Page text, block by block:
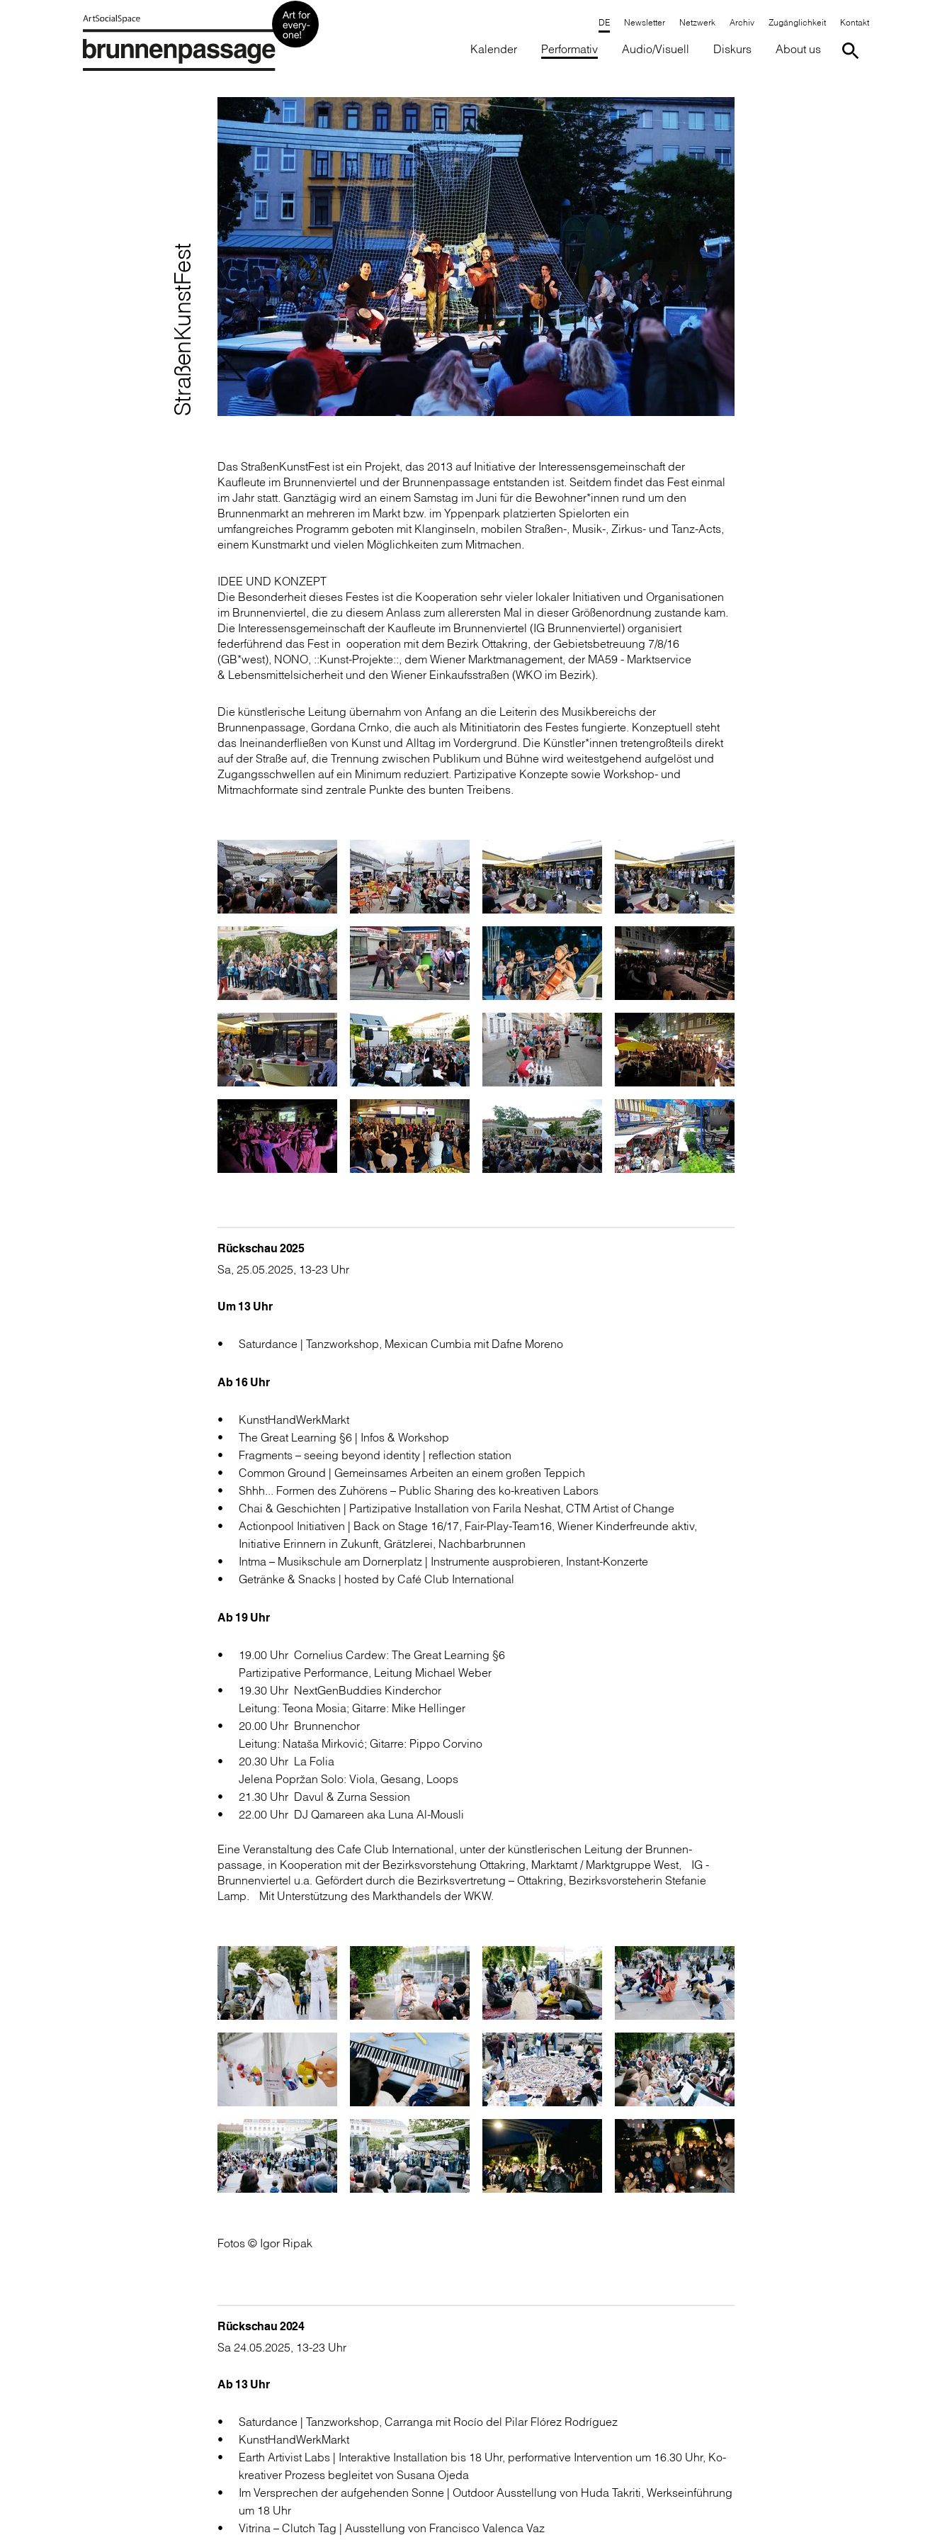
Newsletter Netzwerk Archiv Zugänglichkeit Kontakt
Kalender Performativ Audio/Visuell Diskurs About us
StraßenKunstFest
Das StraßenKunstFest ist ein Projekt, das 2013 auf Initiative der Interessensgemeinschaft der
Kaufleute im Brunnenviertel und der Brunnenpassage entstanden ist. Seitdem findet das Fest einmal
im Jahr statt. Ganztägig wird an einem Samstag im Juni für die Bewohner*innen rund um den
Brunnenmarkt an mehreren im Markt bzw. im Yppenpark platzierten Spielorten ein
umfangreiches Programm geboten mit Klanginseln, mobilen Straßen-, Musik-, Zirkus- und Tanz-Acts,
einem Kunstmarkt und vielen Möglichkeiten zum Mitmachen.
IDEE UND KONZEPT
Die Besonderheit dieses Festes ist die Kooperation sehr vieler lokaler Initiativen und Organisationen
im Brunnenviertel, die zu diesem Anlass zum allerersten Mal in dieser Größenordnung zustande kam.
Die Interessensgemeinschaft der Kaufleute im Brunnenviertel (IG Brunnenviertel) organisiert
federführend das Fest in ooperation mit dem Bezirk Ottakring, der Gebietsbetreuung 7/8/16
(GB*west), NONO, ::Kunst-Projekte::, dem Wiener Marktmanagement, der MA59 - Marktservice
& Lebensmittelsicherheit und den Wiener Einkaufsstraßen (WKO im Bezirk).
Die künstlerische Leitung übernahm von Anfang an die Leiterin des Musikbereichs der
Brunnenpassage, Gordana Crnko, die auch als Mitinitiatorin des Festes fungierte. Konzeptuell steht
das Ineinanderfließen von Kunst und Alltag im Vordergrund. Die Künstler*innen tretengroßteils direkt
auf der Straße auf, die Trennung zwischen Publikum und Bühne wird weitestgehend aufgelöst und
Zugangsschwellen auf ein Minimum reduziert. Partizipative Konzepte sowie Workshop- und
Mitmachformate sind zentrale Punkte des bunten Treibens.
Rückschau 2025
Sa, 25.05.2025, 13-23 Uhr
Um 13 Uhr
Saturdance | Tanzworkshop, Mexican Cumbia mit Dafne Moreno
Ab 16 Uhr
KunstHandWerkMarkt
The Great Learning §6 | Infos & Workshop
Fragments – seeing beyond identity | ­reflection station
Common Ground | Gemeinsames Arbeiten an einem großen Teppich
Shhh... Formen des Zuhörens – Public Sharing des ko-kreativen Labors
Chai & Geschichten | Partizipative Installation von Farila Neshat, CTM Artist of Change
Actionpool Initiativen | Back on Stage 16/17, Fair-Play-Team16, Wiener Kinderfreunde aktiv,
Initiative Erinnern in Zukunft, Grätzlerei, Nachbarbrunnen
Intma – Musikschule am Dornerplatz | ­Instrumente ausprobieren, Instant-Konzerte
Getränke & Snacks | hosted by Café Club International
Ab 19 Uhr
19.00 Uhr Cornelius Cardew: The Great Learning §6
Partizipative Performance, Leitung Michael Weber
19.30 Uhr NextGenBuddies Kinderchor
Leitung: Teona Mosia; Gitarre: Mike Hellinger
20.00 Uhr Brunnenchor
Leitung: Nataša Mirković; Gitarre: Pippo Corvino
20.30 Uhr La Folia
Jelena Popržan Solo: Viola, Gesang, Loops
21.30 Uhr Davul & Zurna Session
22.00 Uhr DJ Qamareen aka Luna Al-Mousli
Eine Veranstaltung des Cafe Club International, unter der künstlerischen Leitung der Brunnen­
passage, in Kooperation mit der Bezirksvorstehung Ottakring, Marktamt / Marktgruppe West, IG ­
Brunnenviertel u.a. Gefördert durch die Bezirksvertretung – Ottakring, Bezirksvorsteherin Stefanie
Lamp. Mit Unterstützung des Markthandels der WKW.
Fotos © Igor Ripak
Rückschau 2024
Sa 24.05.2025, 13-23 Uhr
Ab 13 Uhr
Saturdance | Tanzworkshop, Carranga mit Rocío del Pilar Flórez Rodríguez
KunstHandWerkMarkt
Earth Artivist Labs | Interaktive Installation bis 18 Uhr, performative Intervention um 16.30 Uhr, Ko-
kreativer Prozess begleitet von Susana Ojeda
Im Versprechen der aufgehenden Sonne | Outdoor Ausstellung von Huda Takriti, Werkseinführung
um 18 Uhr
Vitrina – Clutch Tag | Ausstellung von ­Francisco Valenca Vaz